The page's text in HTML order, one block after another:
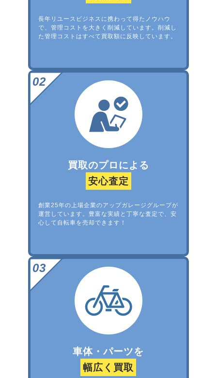
長年リユースビジネスに携わって得たノウハウ
で、管理コストを大きく削減しています。削減し
た管理コストはすべて買取額に反映しています。
買取のプロによる
安心査定
創業25年の上場企業のアップガレージグループが
運営しています。豊富な実績と丁寧な査定で、安
心して自転車を売却できます！
車体・パーツを
幅広く買取